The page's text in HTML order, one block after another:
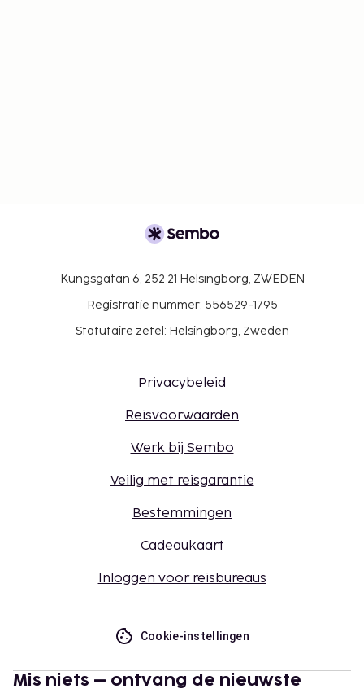
Kungsgatan 6, 252 21 Helsingborg, ZWEDEN
Registratie nummer: 556529-1795
Statutaire zetel: Helsingborg, Zweden
Privacybeleid
Reisvoorwaarden
Werk bij Sembo
Veilig met reisgarantie
Bestemmingen
Cadeaukaart
Inloggen voor reisbureaus
Cookie-instellingen
Mis niets – ontvang de nieuwste